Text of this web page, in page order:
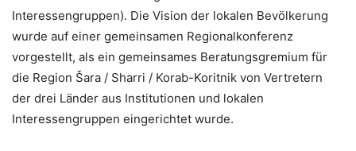
Interessengruppen). Die Vision der lokalen Bevölkerung
wurde auf einer gemeinsamen Regionalkonferenz
vorgestellt, als ein gemeinsames Beratungsgremium für
die Region Šara / Sharri / Korab-Koritnik von Vertretern
der drei Länder aus Institutionen und lokalen
Interessengruppen eingerichtet wurde.